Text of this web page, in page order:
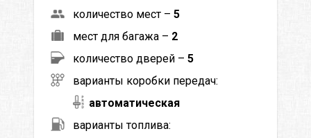
количество мест – 5
мест для багажа – 2
количество дверей – 5
варианты коробки передач:
автоматическая
варианты топлива: